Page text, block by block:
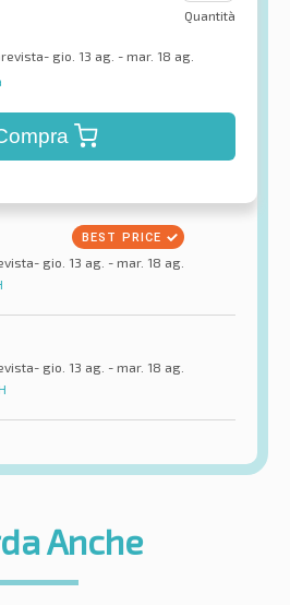
Quantità
gio. 13 ag. - mar. 18 ag.
gio. 13 ag. - mar. 18 ag.
gio. 13 ag. - mar. 18 ag.
Anche